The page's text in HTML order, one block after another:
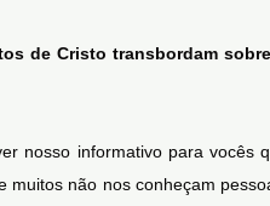
de Cristo transbordam
nosso informativo para
muitos não nos conheçam